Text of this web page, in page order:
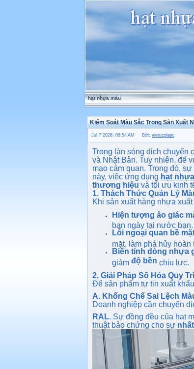
hạt nhựa màu
Kiểm Soát Màu Sắc Trong Sản Xuất
Jul 7 2026, 08:54 AM Bởi: vietucplast
Trong làn sóng dịch chuyển
và Nhật Bản. Tuy nhiên, để
mạo cảm quan. Trong đó,
này, việc ứng dụng hạt
thương hiệu và tối ưu kinh
1. Thách Thức Quản Lý
Khi sản xuất hàng nhựa
Hiện tượng ảo giác
ban ngày tại nước bạn.
Lỗi ngoại quan bề
mặt, làm phá hủy hoàn
Biến tính dòng nhựa
giảm độ bền chịu lực.
2. Giải Pháp Số Hóa Quy
Để sản phẩm tự tin xuất
A. Khống Chế Sai Lệch
Doanh nghiệp cần chuyển
RAL. Sự đồng đều của hạt
thuật bảo chứng cho sự